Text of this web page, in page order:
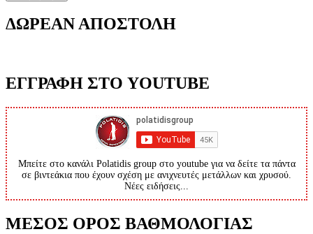
ΔΩΡΕΑΝ ΑΠΟΣΤΟΛΗ
ΕΓΓΡΑΦΗ ΣΤΟ YOUTUBE
Μπείτε στο κανάλι Polatidis group στο youtube για να δείτε τα πάντα
σε βιντεάκια που έχουν σχέση με ανιχνευτές μετάλλων και χρυσού.
Νέες ειδήσεις...
ΜΕΣΟΣ ΟΡΟΣ ΒΑΘΜΟΛΟΓΙΑΣ